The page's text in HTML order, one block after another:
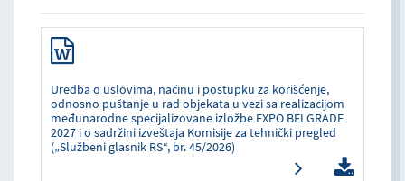
Uredba o uslovima, načinu i postupku za korišćenje,
odnosno puštanje u rad objekata u vezi sa realizacijom
međunarodne specijalizovane izložbe EXPO BELGRADE
2027 i o sadržini izveštaja Komisije za tehnički pregled
(„Službeni glasnik RS“, br. 45/2026)